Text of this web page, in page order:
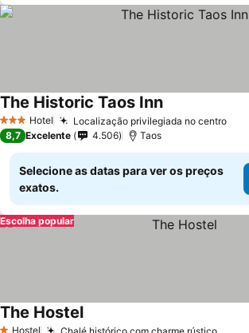
3 EstrelasHotel Localização privilegiada no centroVer
The Historic Taos InnVer preços
8,7 Excelente 4.506 Taos
Selecione as datas para ver os preços
exatos.
Escolha popular
Hostel Chalé histórico com charme rústico
The HostelVer preços